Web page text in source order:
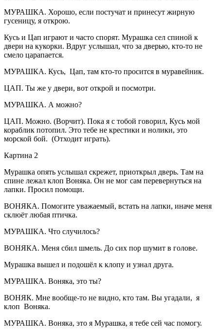
МУРАШКА. Хорошо, если постучат и принесут жирную
гусеницу, я открою.
Кусь и Цап играют и часто спорят. Мурашка сел спиной к
двери на кукорки. Вдруг услышал, что за дверью, кто-то не
смело царапается.
МУРАШКА. Кусь, Цап, там кто-то просится в муравейник.
ЦАП. Ты же у двери, вот открой и посмотри.
МУРАШКА. А можно?
ЦАП. Можно. (Ворчит). Пока я с тобой говорил, Кусь мой
кораблик потопил. Это тебе не крестики и нолики, это
морской бой. (Отходит играть).
Картина 2
Мурашка опять услышал скрежет, приоткрыл дверь. Там на
спине лежал клоп Воняка. Он не мог сам перевернуться на
лапки. Просил помощи.
ВОНЯКА. Помогите уважаемый, встать на лапки, иначе меня
склюёт любая птичка.
МУРАШКА. Что случилось?
ВОНЯКА. Меня сбил шмель. До сих пор шумит в голове.
Мурашка вышел и подошёл к клопу и узнал друга.
МУРАШКА. Воняка, это ты?
ВОНЯК. Мне вообще-то не видно, кто там. Вы угадали, я
клоп Воняка.
МУРАШКА. Воняка, это я Мурашка, я тебе сей час помогу.